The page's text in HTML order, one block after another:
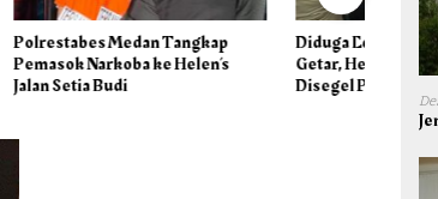
Diduga Edarkan Narkoba Vape
Getar, Helen’s Jalan Setia Budi
Disegel Polisi